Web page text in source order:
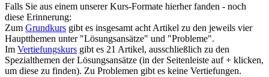
Falls Sie aus einem unserer Kurs-Formate hierher fanden - noch
diese Erinnerung:
Zum Grundkurs gibt es insgesamt acht Artikel zu den jeweils vier
Hauptthemen unter "Lösungsansätze" und "Probleme".
Im Vertiefungskurs gibt es 21 Artikel, ausschließlich zu den
Spezialthemen der Lösungsansätze (in der Seitenleiste auf + klicken,
um diese zu finden). Zu Problemen gibt es keine Vertiefungen.